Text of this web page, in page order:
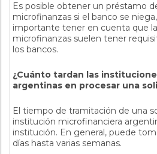
Es posible obtener un préstamo
microfinanzas si el banco se
importante tener en cuenta que
microfinanzas suelen tener
los bancos.
¿Cuánto tardan las
argentinas en procesar una
El tiempo de tramitación de una
institución microfinanciera
institución. En general, puede
días hasta varias semanas.